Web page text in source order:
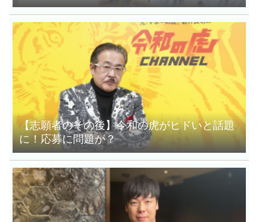
【志願者のその後】令和の虎がヒドいと話題
に！応募に問題が？